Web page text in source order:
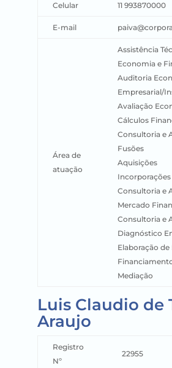
Celular 11 993870000
E-mail
Área de
atuação
Assistência
Economia e
Auditoria
Empresarial/
Avaliação
Cálculos
Consultoria e
Fusões
Aquisições
Incorporações
Consultoria e
Mercado
Consultoria e
Diagnóstico
Elaboração
Mediação
Luis Claudio de
Araujo
Registro
Nº
22955